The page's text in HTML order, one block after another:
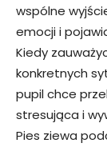
wspólne
emocji i
Kiedy
konkretnych
pupil chce
stresująca i
Pies ziewa